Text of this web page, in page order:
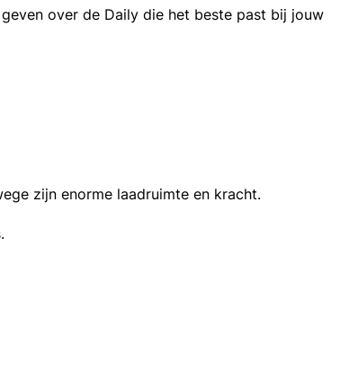
over de Daily die het beste past bij jouw
zijn enorme laadruimte en kracht.